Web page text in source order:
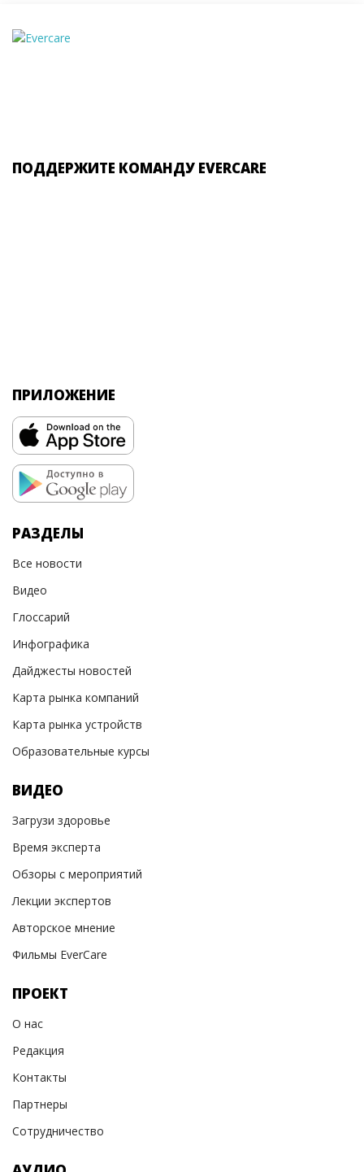
ПОДДЕРЖИТЕ КОМАНДУ EVERCARE
ПРИЛОЖЕНИЕ
РАЗДЕЛЫ
Все новости
Видео
Глоссарий
Инфографика
Дайджесты новостей
Карта рынка компаний
Карта рынка устройств
Образовательные курсы
ВИДЕО
Загрузи здоровье
Время эксперта
Обзоры с мероприятий
Лекции экспертов
Авторское мнение
Фильмы EverCare
ПРОЕКТ
О нас
Редакция
Контакты
Партнеры
Сотрудничество